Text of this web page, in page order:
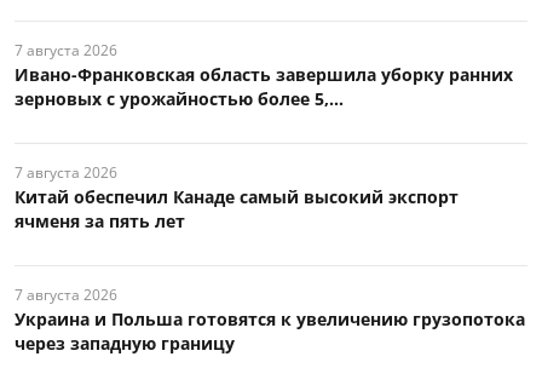
7 августа 2026
Ивано-Франковская область завершила уборку ранних
зерновых с урожайностью более 5,...
7 августа 2026
Китай обеспечил Канаде самый высокий экспорт
ячменя за пять лет
7 августа 2026
Украина и Польша готовятся к увеличению грузопотока
через западную границу